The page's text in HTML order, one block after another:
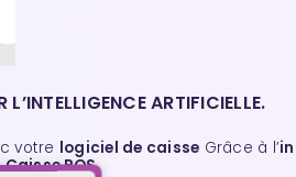
ARTIFICIELLE.
votre logiciel de caisse Grâce à l’
POS.